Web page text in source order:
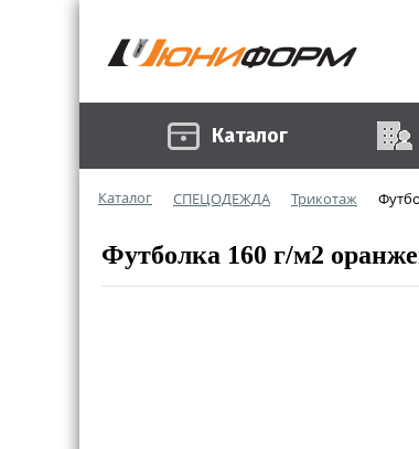
Каталог
Каталог СПЕЦОДЕЖДА Трикотаж
Футболка 160 г/м2